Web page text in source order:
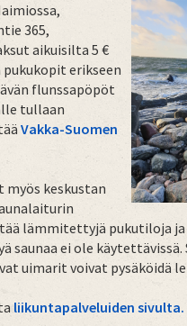
365,
aikuisilta 5 €
pukukopit erikseen
flunssapöpöt
tullaan
Vakka-Suomen
keskustan
lämmitettyjä pukutiloja
saunaa ei ole
uimarit voivat pysäköidä
liikuntapalveluiden sivulta.